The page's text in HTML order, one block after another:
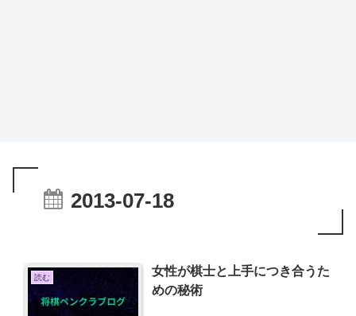
2013-07-18
読む
女性が棋士と上手につき合うた
めの秘術